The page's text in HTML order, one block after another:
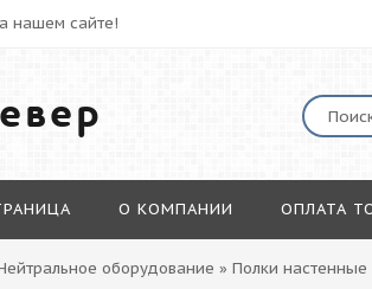
нашем сайте!
О КОМПАНИИ ОПЛАТА
оборудование » Полки настенные